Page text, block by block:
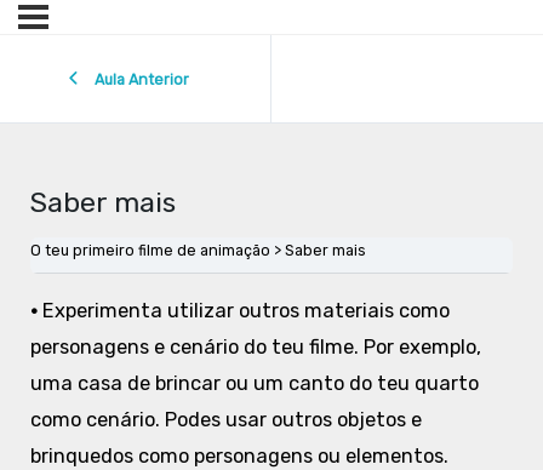
Aula Anterior
Saber mais
O teu primeiro filme de animação Saber mais
•Experimenta utilizar outros materiais como
personagens e cenário do teu filme. Por exemplo,
uma casa de brincar ou um canto do teu quarto
como cenário. Podes usar outros objetos e
brinquedos como personagens ou elementos.